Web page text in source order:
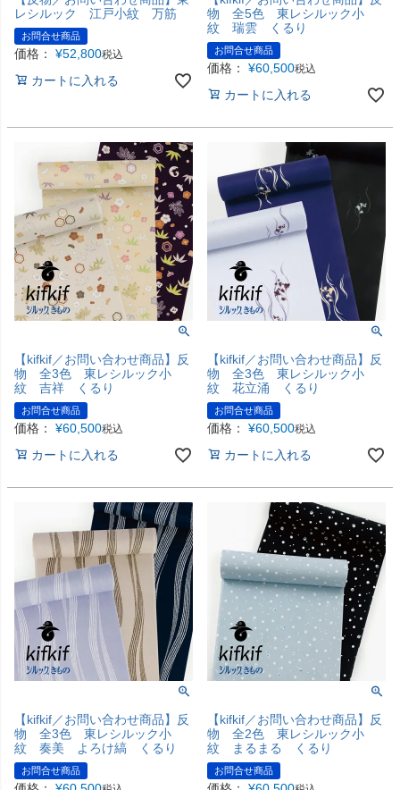
レシルック 江戸小紋 万筋
お問合せ商品
価格： ¥52,800税込
カートに入れる
物 全5色 東レシルック小
紋 瑞雲 くるり
お問合せ商品
価格： ¥60,500税込
カートに入れる
【kifkif／お問い合わせ商品】反
物 全3色 東レシルック小
紋 吉祥 くるり
お問合せ商品
価格： ¥60,500税込
カートに入れる
【kifkif／お問い合わせ商品】反
物 全3色 東レシルック小
紋 花立涌 くるり
お問合せ商品
価格： ¥60,500税込
カートに入れる
【kifkif／お問い合わせ商品】反
物 全3色 東レシルック小
紋 奏美 よろけ縞 くるり
お問合せ商品
【kifkif／お問い合わせ商品】反
物 全2色 東レシルック小
紋 まるまる くるり
お問合せ商品